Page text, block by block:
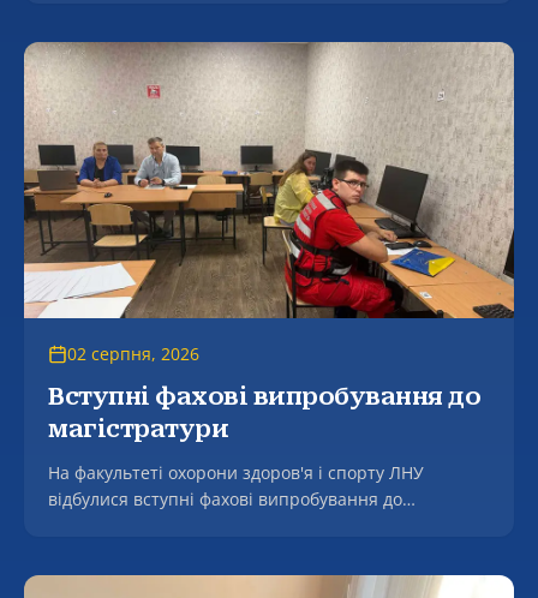
02 серпня, 2026
Вступні фахові випробування до
магістратури
На факультеті охорони здоров'я і спорту ЛНУ
відбулися вступні фахові випробування до